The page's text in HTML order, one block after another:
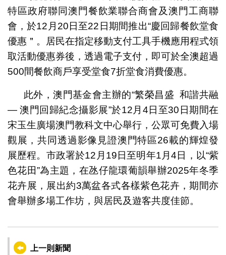
特區政府聯同澳門餐飲業聯合商會及澳門工商聯
會，於12月20日至22日期間推出“慶回歸餐飲堂食
優惠＂。居民在指定移動支付工具手機應用程式領
取活動優惠券後，透過電子支付，即可於全澳超過
500間餐飲商戶享受堂食7折堂食消費優惠。
此外，澳門基金會主辦的“繁榮昌盛 和諧共融
— 澳門回歸紀念攝影展”於12月4日至30日期間在
宋玉生廣場澳門教科文中心舉行，公眾可免費入場
觀展，共同透過影像見證澳門特區26載的輝煌發
展歷程。市政署於12月19日至明年1月4日，以“紫
色花田”為主題，在氹仔龍環葡韻舉辦2025年冬季
花卉展，展出約3萬盆各式各樣紫色花卉，期間亦
會舉辦多場工作坊，與居民及遊客共度佳節。
上一則新聞